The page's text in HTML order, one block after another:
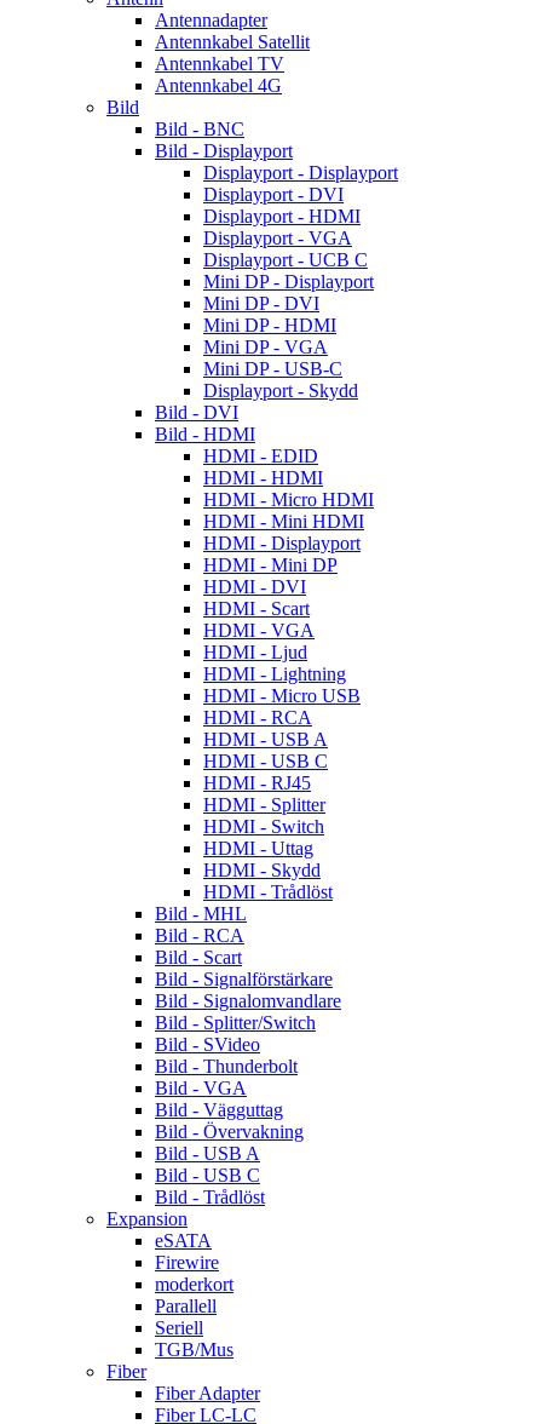
Antennadapter
Antennkabel Satellit
Antennkabel TV
Antennkabel 4G
Bild
Bild - BNC
Bild - Displayport
Displayport - Displayport
Displayport - DVI
Displayport - HDMI
Displayport - VGA
Displayport - UCB C
Mini DP - Displayport
Mini DP - DVI
Mini DP - HDMI
Mini DP - VGA
Mini DP - USB-C
Displayport - Skydd
Bild - DVI
Bild - HDMI
HDMI - EDID
HDMI - HDMI
HDMI - Micro HDMI
HDMI - Mini HDMI
HDMI - Displayport
HDMI - Mini DP
HDMI - DVI
HDMI - Scart
HDMI - VGA
HDMI - Ljud
HDMI - Lightning
HDMI - Micro USB
HDMI - RCA
HDMI - USB A
HDMI - USB C
HDMI - RJ45
HDMI - Splitter
HDMI - Switch
HDMI - Uttag
HDMI - Skydd
HDMI - Trådlöst
Bild - MHL
Bild - RCA
Bild - Scart
Bild - Signalförstärkare
Bild - Signalomvandlare
Bild - Splitter/Switch
Bild - SVideo
Bild - Thunderbolt
Bild - VGA
Bild - Vägguttag
Bild - Övervakning
Bild - USB A
Bild - USB C
Bild - Trådlöst
Expansion
eSATA
Firewire
moderkort
Parallell
Seriell
TGB/Mus
Fiber
Fiber Adapter
Fiber LC-LC